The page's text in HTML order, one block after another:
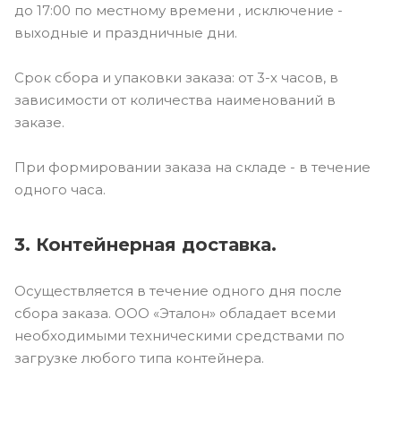
до 17:00 по местному времени , исключение -
выходные и праздничные дни.
Срок сбора и упаковки заказа: от 3-х часов, в
зависимости от количества наименований в
заказе.
При формировании заказа на складе - в течение
одного часа.
3. Контейнерная доставка.
Осуществляется в течение одного дня после
сбора заказа. ООО «Эталон» обладает всеми
необходимыми техническими средствами по
загрузке любого типа контейнера.